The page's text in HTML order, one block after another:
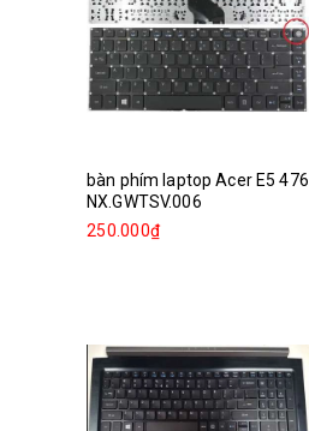
bàn phím laptop Acer E5 476
NX.GWTSV.006
250.000₫